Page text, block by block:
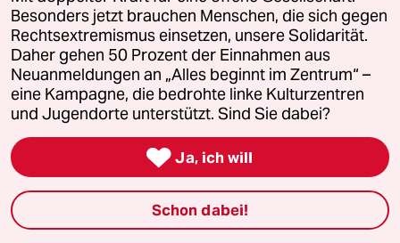
© 2026 taz Verlags und Vertriebs GmbH
Alle Rechte vorbehalten. Bei rechtlichen Fragen oder für Genehmigungen
wenden Sie sich bitte an lizenzen@taz.de
Feedback Redaktionsstatut Kommune-Richtlinien KI-
Leitlinie Informant Datenschutz Impressum AGB
Seitenwende Einwilligungen widerrufen (Ads)
Besonders jetzt brauchen Menschen, die sich gegen
Rechtsextremismus einsetzen, unsere Solidarität.
Daher gehen 50 Prozent der Einnahmen aus
Neuanmeldungen an „Alles beginnt im Zentrum“ –
eine Kampagne, die bedrohte linke Kulturzentren
und Jugendorte unterstützt. Sind Sie dabei?
 Ja, ich will
Schon dabei!